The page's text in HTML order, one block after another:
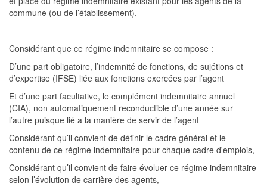
commune (ou de l’établissement),
Considérant que ce régime indemnitaire se compose :
D’une part obligatoire, l’indemnité de fonctions, de sujétions et
d’expertise (IFSE) liée aux fonctions exercées par l’agent
Et d’une part facultative, le complément indemnitaire annuel
(CIA), non automatiquement reconductible d’une année sur
l’autre puisque lié a la manière de servir de l’agent
Considérant qu’il convient de définir le cadre général et le
contenu de ce régime indemnitaire pour chaque cadre d'emplois,
Considérant qu’il convient de faire évoluer ce régime indemnitaire
selon l’évolution de carrière des agents,